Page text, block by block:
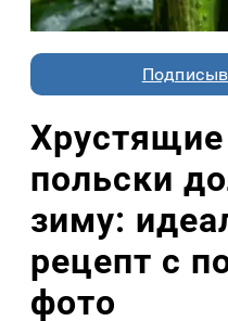
польски
зиму:
рецепт с
фото